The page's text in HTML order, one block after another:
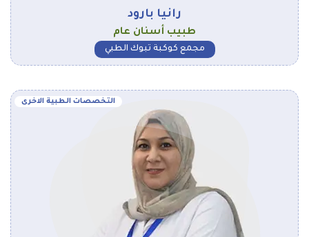
رانيا بارود
طبيب أسنان عام
مجمع كوكبة تبوك الطبي
التخصصات الطبية الاخرى